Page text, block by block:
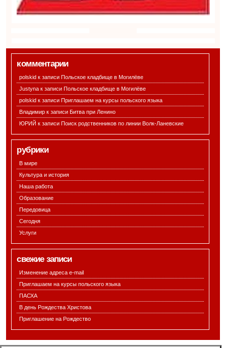
комментарии
polskid к записиПольское кладбище в Могилёве
Justyna к записиПольское кладбище в Могилёве
polskid к записиПриглашаем на курсы польского языка
Владимир к записи Битва при Ленино
ЮРИЙ к записиПоиск родственников по линии Волк-Ланевские
рубрики
В мире
Культура и история
Наша работа
Образование
Передовица
Сегодня
Услуги
свежие записи
Изменение адреса e-mail
Приглашаем на курсы польского языка
ПАСХА
В день Рождества Христова
Приглашение на Рождество